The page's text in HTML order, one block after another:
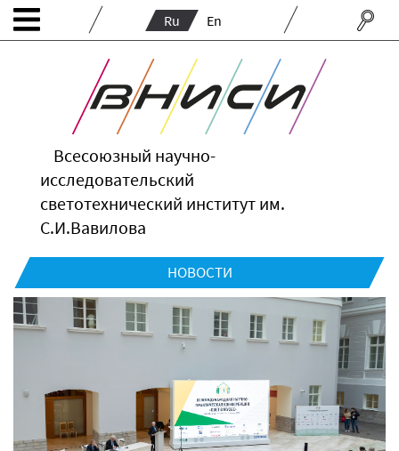
Ru En
Всесоюзный научно-
исследовательский
светотехнический институт им.
С.И.Вавилова
НОВОСТИ